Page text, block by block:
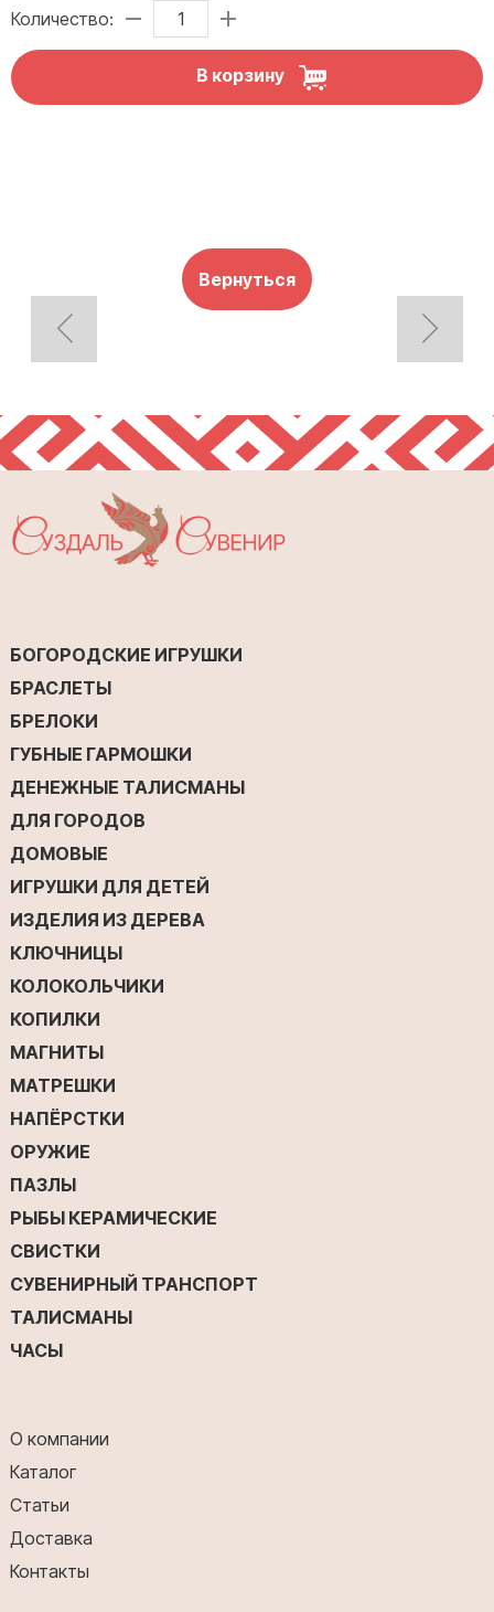
Количество:
В корзину
Вернуться
БОГОРОДСКИЕ ИГРУШКИ
БРАСЛЕТЫ
БРЕЛОКИ
ГУБНЫЕ ГАРМОШКИ
ДЕНЕЖНЫЕ ТАЛИСМАНЫ
ДЛЯ ГОРОДОВ
ДОМОВЫЕ
ИГРУШКИ ДЛЯ ДЕТЕЙ
ИЗДЕЛИЯ ИЗ ДЕРЕВА
КЛЮЧНИЦЫ
КОЛОКОЛЬЧИКИ
КОПИЛКИ
МАГНИТЫ
МАТРЕШКИ
НАПЁРСТКИ
ОРУЖИЕ
ПАЗЛЫ
РЫБЫ КЕРАМИЧЕСКИЕ
СВИСТКИ
СУВЕНИРНЫЙ ТРАНСПОРТ
ТАЛИСМАНЫ
ЧАСЫ
О компании
Каталог
Статьи
Доставка
Контакты